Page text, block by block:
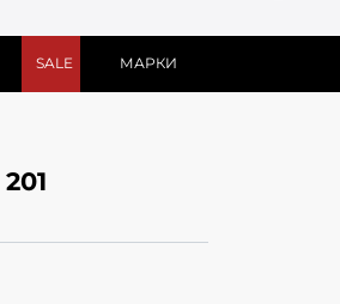
SALE МАРКИ